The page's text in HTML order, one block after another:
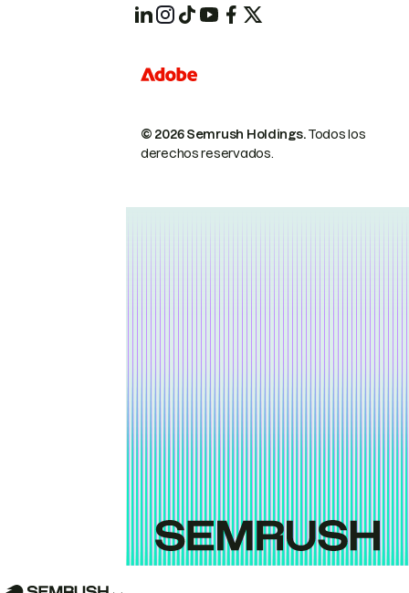
© 2026 Semrush Holdings.Todos los
derechos reservados.